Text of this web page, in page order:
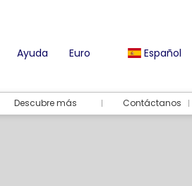
Ayuda Euro Español
Descubre más Contáctanos